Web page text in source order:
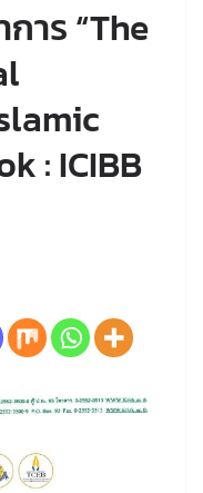
าร “The
: ICIBB